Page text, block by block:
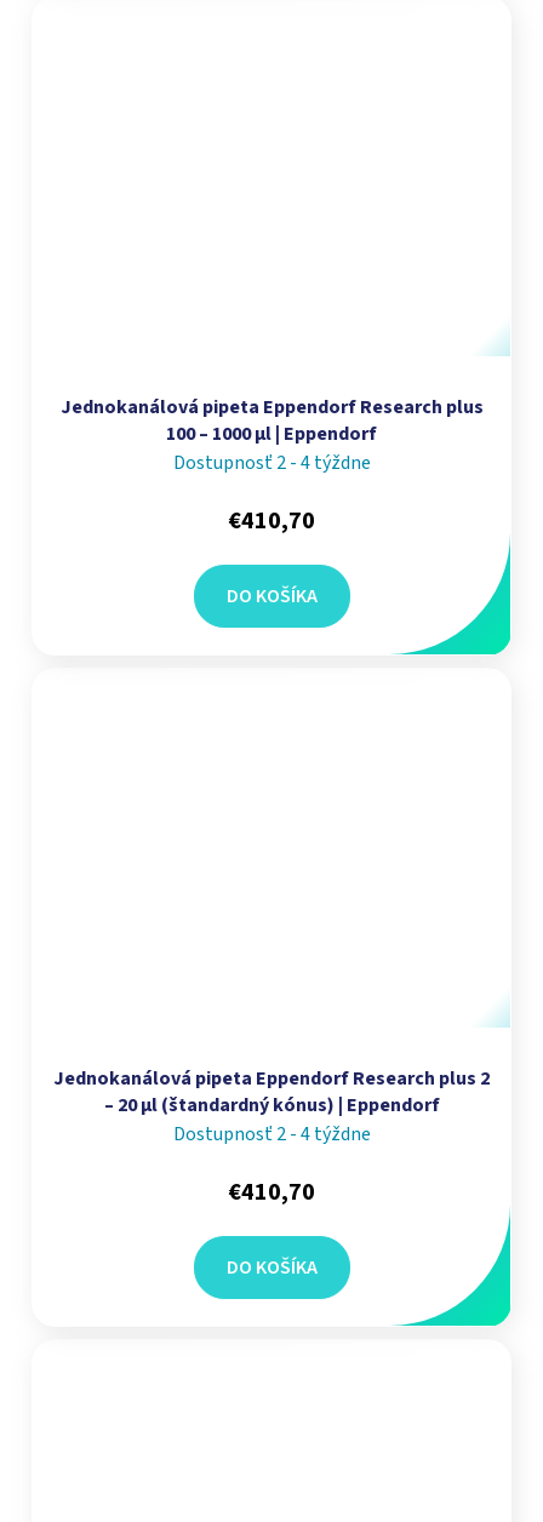
Jednokanálová pipeta Eppendorf Research plus
100 – 1000 µl | Eppendorf
Dostupnosť 2 - 4 týždne
€410,70
DO KOŠÍKA
Jednokanálová pipeta Eppendorf Research plus 2
– 20 µl (štandardný kónus) | Eppendorf
Dostupnosť 2 - 4 týždne
€410,70
DO KOŠÍKA